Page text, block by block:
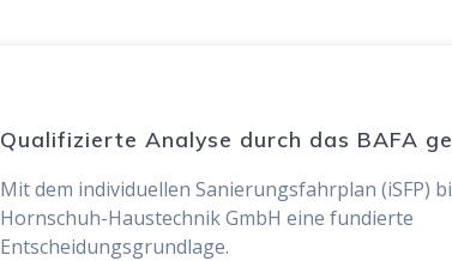
Qualifizierte Analyse durch das BAFA
Mit dem individuellen Sanierungsfahrplan (iSFP)
Hornschuh-Haustechnik GmbH eine fundierte
Entscheidungsgrundlage.